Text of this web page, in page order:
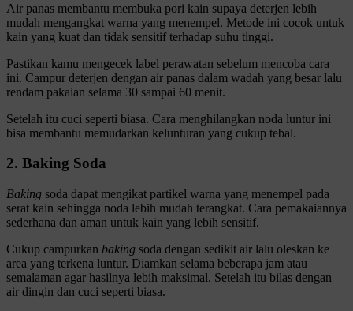
Air panas membantu membuka pori kain supaya deterjen lebih
mudah mengangkat warna yang menempel. Metode ini cocok untuk
kain yang kuat dan tidak sensitif terhadap suhu tinggi.
Pastikan kamu mengecek label perawatan sebelum mencoba cara
ini. Campur deterjen dengan air panas dalam wadah yang besar lalu
rendam pakaian selama 30 sampai 60 menit.
Setelah itu cuci seperti biasa. Cara menghilangkan noda luntur ini
bisa membantu memudarkan kelunturan yang cukup tebal.
2. Baking Soda
Baking soda dapat mengikat partikel warna yang menempel pada
serat kain sehingga noda lebih mudah terangkat. Cara pemakaiannya
sederhana dan aman untuk kain yang lebih sensitif.
Cukup campurkan baking soda dengan sedikit air lalu oleskan ke
area yang terkena luntur. Diamkan selama beberapa jam atau
semalaman agar hasilnya lebih maksimal. Setelah itu bilas dengan
air dingin dan cuci seperti biasa.